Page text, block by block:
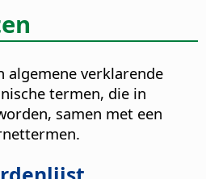
algemene verklarende
termen, die in
samen met een